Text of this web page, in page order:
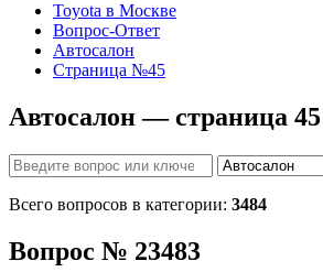
Toyota в Москве
Вопрос-Ответ
Автосалон
Страница №45
Автосалон — страница 45
Всего вопросов в категории: 3484
Вопрос № 23483